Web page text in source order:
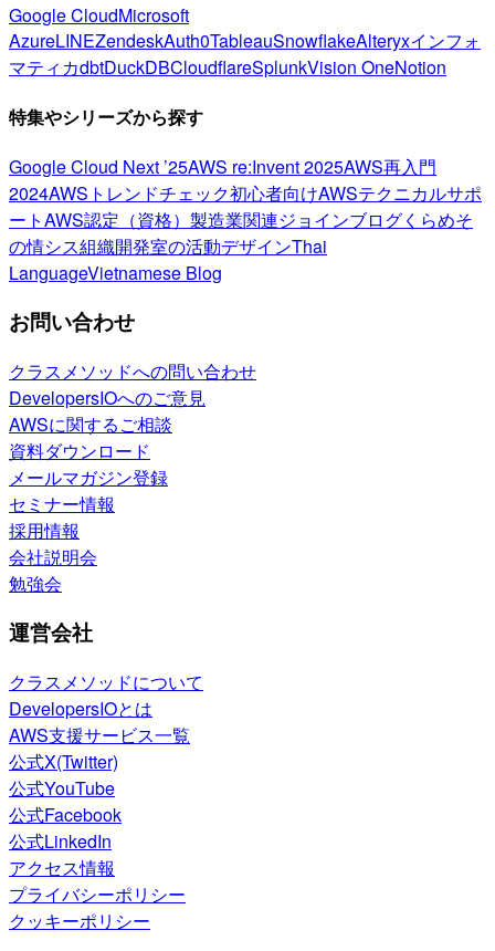
Google CloudMicrosoft
AzureLINEZendeskAuth0TableauSnowflakeAlteryxインフォ
マティカdbtDuckDBCloudflareSplunkVision OneNotion
特集やシリーズから探す
Google Cloud Next ’25AWS re:Invent 2025AWS再入門
2024AWSトレンドチェック初心者向けAWSテクニカルサポ
ートAWS認定（資格） 製造業関連ジョインブログくらめそ
の情シス組織開発室の活動デザインThai
LanguageVietnamese Blog
お問い合わせ
クラスメソッドへの問い合わせ
DevelopersIOへのご意見
AWSに関するご相談
資料ダウンロード
メールマガジン登録
セミナー情報
採用情報
会社説明会
勉強会
運営会社
クラスメソッドについて
DevelopersIOとは
AWS支援サービス一覧
公式X(Twitter)
公式YouTube
公式Facebook
公式LinkedIn
アクセス情報
プライバシーポリシー
クッキーポリシー